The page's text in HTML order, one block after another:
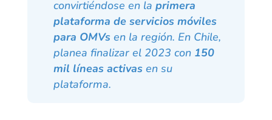
convirtiéndose en la primera
plataforma de servicios móviles
para OMVsen la región. En Chile,
planea finalizar el 2023 con 150
mil líneas activasen su
plataforma.